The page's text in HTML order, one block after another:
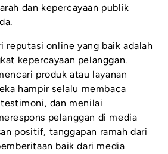
dan kepercayaan publik
reputasi online yang baik adalah
kepercayaan pelanggan.
produk atau layanan
hampir selalu membaca
dan menilai
pelanggan di media
positif, tanggapan ramah dari
baik dari media